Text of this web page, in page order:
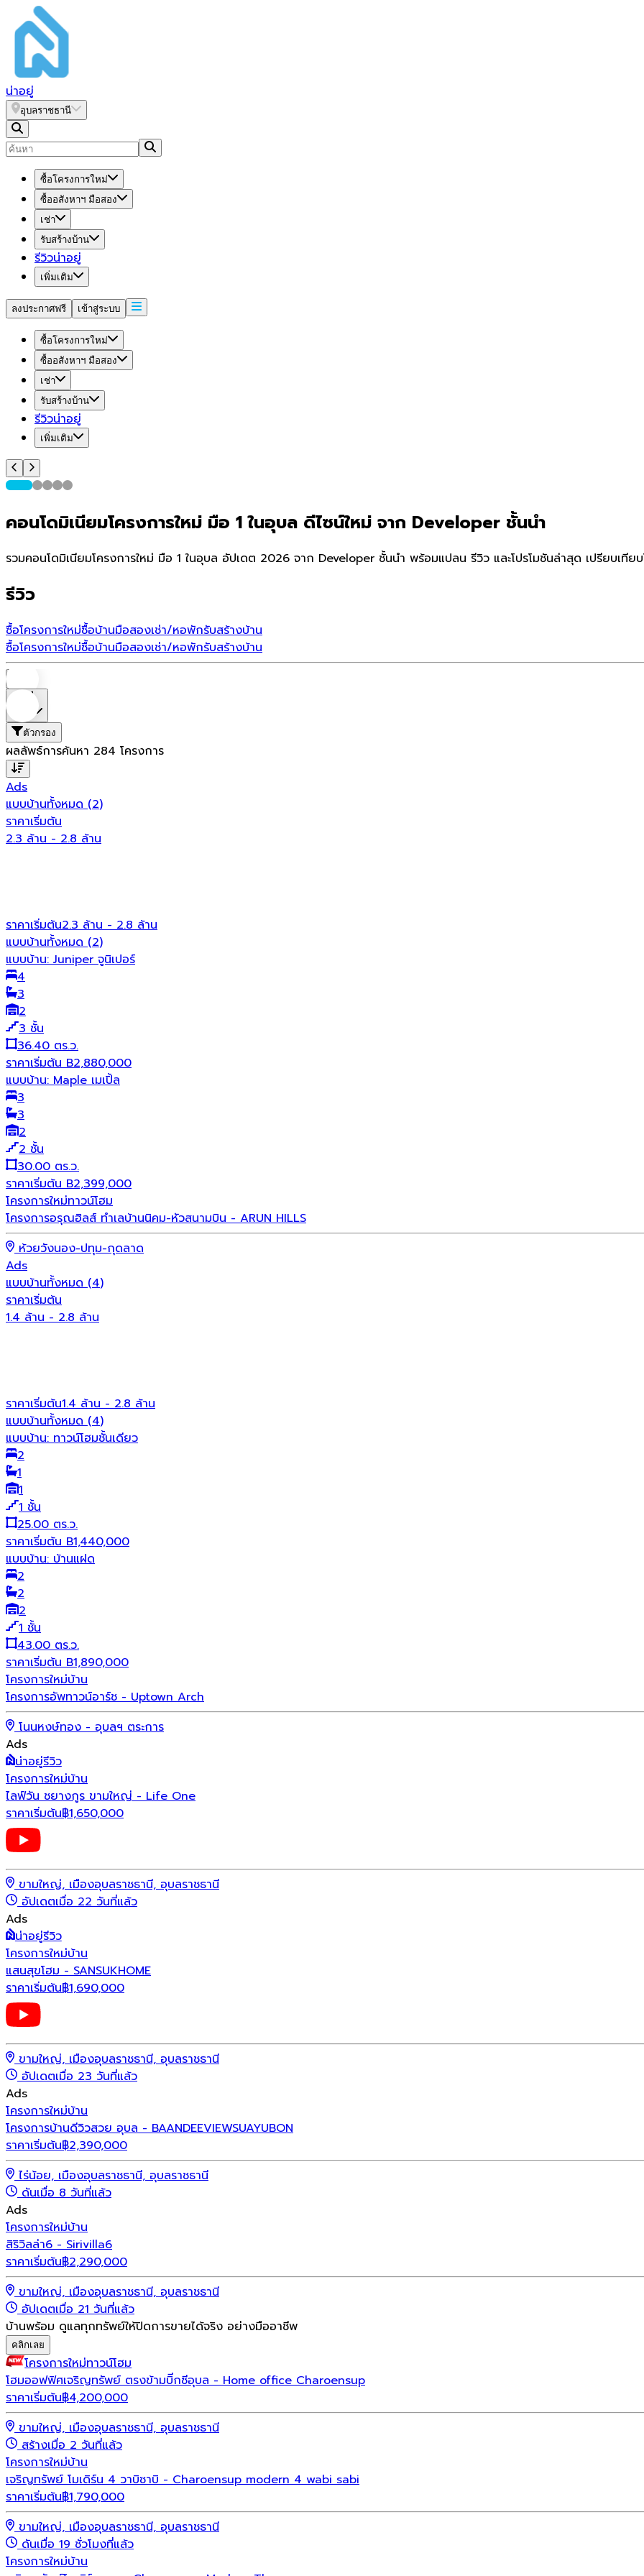
น่าอยู่
อุบลราชธานี
ซื้อโครงการใหม่
ซื้ออสังหาฯ มือสอง
เช่า
รับสร้างบ้าน
รีวิวน่าอยู่
เพิ่มเติม
ลงประกาศฟรี เข้าสู่ระบบ
ซื้อโครงการใหม่
ซื้ออสังหาฯ มือสอง
เช่า
รับสร้างบ้าน
รีวิวน่าอยู่
เพิ่มเติม
คอนโดมิเนียมโครงการใหม่ มือ 1 ในอุบล ดีไซน์ใหม่ จาก Developer ชั้นนำ
รวมคอนโดมิเนียมโครงการใหม่ มือ 1 ในอุบล อัปเดต 2026 จาก Developer ชั้นนำ พร้อมแปลน รีวิว และโปรโมชันล่าสุด เปรียบเทีย
รีวิว
ซื้อโครงการใหม่ซื้อบ้านมือสองเช่า/หอพักรับสร้างบ้าน
ซื้อโครงการใหม่ซื้อบ้านมือสองเช่า/หอพักรับสร้างบ้าน
ตัวกรอง
ผลลัพธ์การค้นหา 284 โครงการ
Ads
แบบบ้านทั้งหมด (2)
ราคาเริ่มต้น
2.3 ล้าน - 2.8 ล้าน
ราคาเริ่มต้น2.3 ล้าน - 2.8 ล้าน
แบบบ้านทั้งหมด (2)
แบบบ้าน: Juniper จูนิเปอร์
4
3
2
3 ชั้น
36.40 ตร.ว.
ราคาเริ่มต้น B2,880,000
แบบบ้าน: Maple เมเปิ้ล
3
3
2
2 ชั้น
30.00 ตร.ว.
ราคาเริ่มต้น B2,399,000
โครงการใหม่ทาวน์โฮม
โครงการอรุณฮิลส์ ทำเลบ้านนิคม-หัวสนามบิน - ARUN HILLS
ห้วยวังนอง-ปทุม-กุดลาด
Ads
แบบบ้านทั้งหมด (4)
ราคาเริ่มต้น
1.4 ล้าน - 2.8 ล้าน
ราคาเริ่มต้น1.4 ล้าน - 2.8 ล้าน
แบบบ้านทั้งหมด (4)
แบบบ้าน: ทาวน์โฮมชั้นเดียว
2
1
1
1 ชั้น
25.00 ตร.ว.
ราคาเริ่มต้น B1,440,000
แบบบ้าน: บ้านแฝด
2
2
2
1 ชั้น
43.00 ตร.ว.
ราคาเริ่มต้น B1,890,000
โครงการใหม่บ้าน
โครงการอัพทาวน์อาร์ช - Uptown Arch
โนนหงษ์ทอง - อุบลฯ ตระการ
Ads
น่าอยู่รีวิว
โครงการใหม่บ้าน
ไลฟ์วัน ชยางกูร ขามใหญ่ - Life One
ราคาเริ่มต้น฿1,650,000
ขามใหญ่, เมืองอุบลราชธานี, อุบลราชธานี
อัปเดตเมื่อ 22 วันที่แล้ว
Ads
น่าอยู่รีวิว
โครงการใหม่บ้าน
แสนสุขโฮม - SANSUKHOME
ราคาเริ่มต้น฿1,690,000
ขามใหญ่, เมืองอุบลราชธานี, อุบลราชธานี
อัปเดตเมื่อ 23 วันที่แล้ว
Ads
โครงการใหม่บ้าน
โครงการบ้านดีวิวสวย อุบล - BAANDEEVIEWSUAYUBON
ราคาเริ่มต้น฿2,390,000
ไร่น้อย, เมืองอุบลราชธานี, อุบลราชธานี
ดันเมื่อ 8 วันที่แล้ว
Ads
โครงการใหม่บ้าน
สิริวิลล่า6 - Sirivilla6
ราคาเริ่มต้น฿2,290,000
ขามใหญ่, เมืองอุบลราชธานี, อุบลราชธานี
อัปเดตเมื่อ 21 วันที่แล้ว
บ้านพร้อม ดูแลทุกทรัพย์ให้ปิดการขายได้จริง อย่างมืออาชีพ
คลิกเลย
โครงการใหม่ทาวน์โฮม
โฮมออฟฟิศเจริญทรัพย์ ตรงข้ามบิีกซีอุบล - Home office Charoensup
ราคาเริ่มต้น฿4,200,000
ขามใหญ่, เมืองอุบลราชธานี, อุบลราชธานี
สร้างเมื่อ 2 วันที่แล้ว
โครงการใหม่บ้าน
เจริญทรัพย์ โมเดิร์น 4 วาบิซาบิ - Charoensup modern 4 wabi sabi
ราคาเริ่มต้น฿1,790,000
ขามใหญ่, เมืองอุบลราชธานี, อุบลราชธานี
ดันเมื่อ 19 ชั่วโมงที่แล้ว
โครงการใหม่บ้าน